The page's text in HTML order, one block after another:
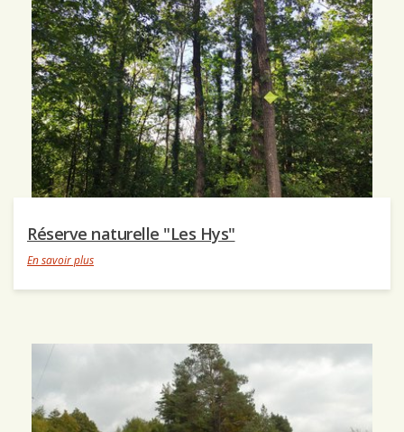
Réserve naturelle "Les Hys"
En savoir plus